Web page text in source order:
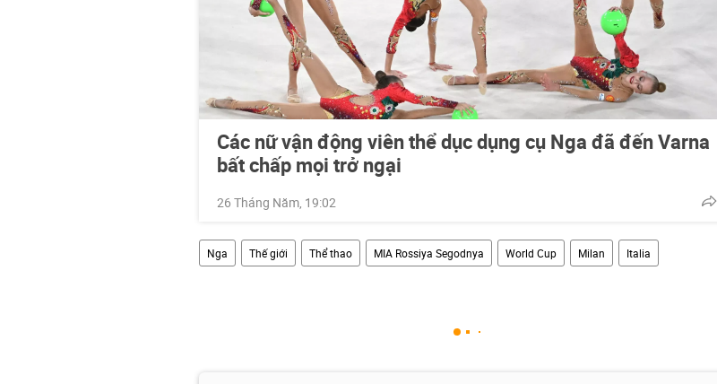
Các nữ vận động viên thể dục dụng cụ Nga đã đến Varna
bất chấp mọi trở ngại
26 Tháng Năm, 19:02
Nga Thế giới Thể thao MIA Rossiya Segodnya World Cup Milan Italia